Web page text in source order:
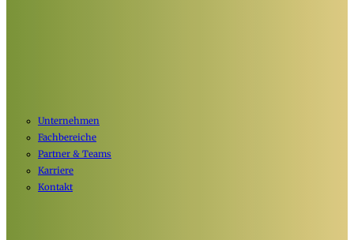
Unternehmen
Fachbereiche
Partner & Teams
Karriere
Kontakt